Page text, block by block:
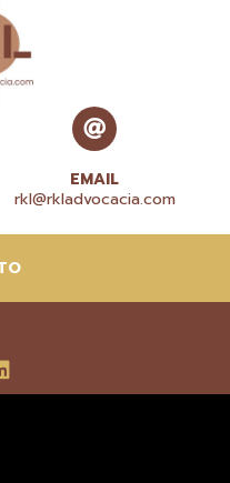
EMAIL
rkl@rkladvocacia.com